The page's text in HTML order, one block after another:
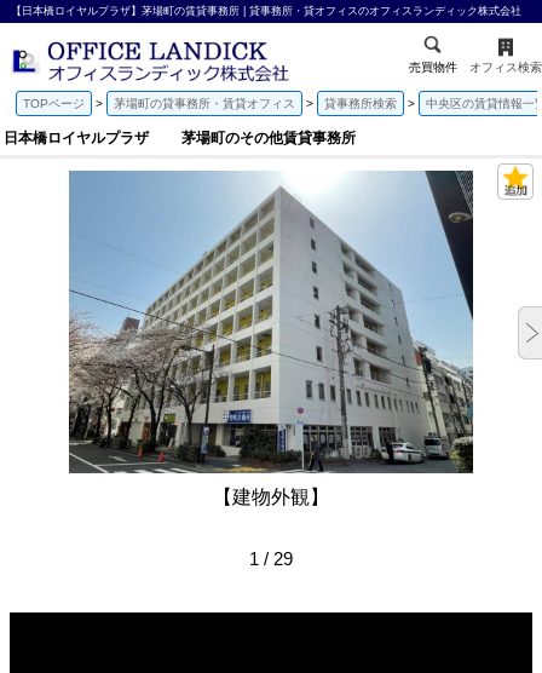
【日本橋ロイヤルプラザ】茅場町の賃貸事務所 | 貸事務所・貸オフィスのオフィスランディック株式会社
売買物件 オフィス検索
TOPページ 茅場町の貸事務所・賃貸オフィス 貸事務所検索 中央区の賃貸情報一
日本橋ロイヤルプラザ 茅場町のその他賃貸事務所
【建物外観】
1 / 29